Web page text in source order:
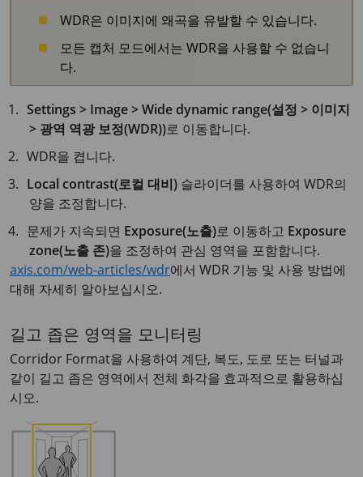
WDR은 이미지에 왜곡을 유발할 수 있습니다.
모든 캡처 모드에서는 WDR을 사용할 수 없습니
다.
Settings > Image > Wide dynamic range(설정 > 이미지
> 광역 역광 보정(WDR))로 이동합니다.
WDR을 켭니다.
Local contrast(로컬 대비) 슬라이더를 사용하여 WDR의
양을 조정합니다.
문제가 지속되면 Exposure(노출)로 이동하고 Exposure
zone(노출 존)을 조정하여 관심 영역을 포함합니다.
axis.com/web-articles/wdr에서 WDR 기능 및 사용 방법에
대해 자세히 알아보십시오.
길고 좁은 영역을 모니터링
Corridor Format을 사용하여 계단, 복도, 도로 또는 터널과
같이 길고 좁은 영역에서 전체 화각을 효과적으로 활용하십
시오.